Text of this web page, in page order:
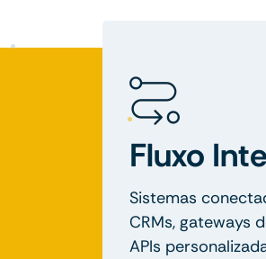
Fluxo
Sistemas
CRMs, gateways
APIs